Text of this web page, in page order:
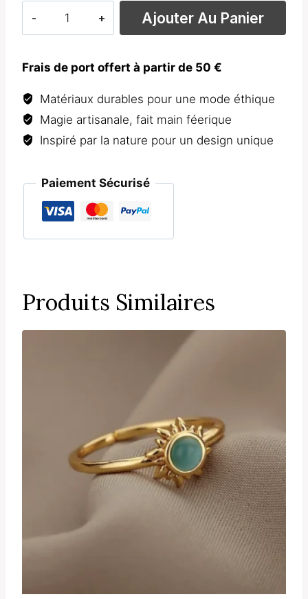
Asymétrique
Ajouter Au Panier
Frais de port offert à partir de 50 €
Matériaux durables pour une mode éthique
Magie artisanale, fait main féerique
Inspiré par la nature pour un design unique
Paiement Sécurisé
Produits Similaires